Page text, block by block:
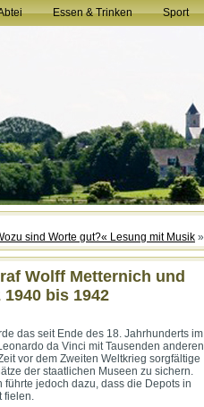
Essen & Trinken Sport
sind Worte gut?« Lesung mit Musik »
Wolff Metternich und
bis 1942
das seit Ende des 18. Jahrhunderts im
da Vinci mit Tausenden anderen
vor dem Zweiten Weltkrieg sorgfältige
der staatlichen Museen zu sichern.
jedoch dazu, dass die Depots in
fielen.